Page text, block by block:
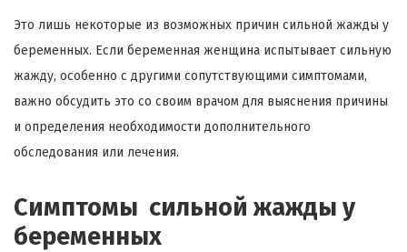
Это лишь некоторые из возможных причин сильной жажды у
беременных. Если беременная женщина испытывает сильную
жажду, особенно с другими сопутствующими симптомами,
важно обсудить это со своим врачом для выяснения причины
и определения необходимости дополнительного
обследования или лечения.
Симптомы сильной жажды у
беременных